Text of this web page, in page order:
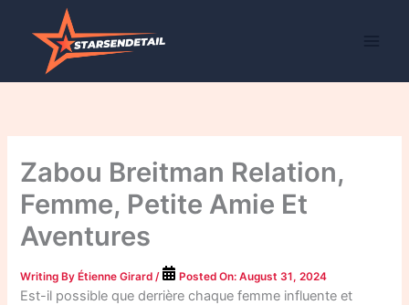
Zabou Breitman Relation,
Femme, Petite Amie Et
Aventures
Writing ByÉtienne Girard / Posted On:August 31, 2024
Est-il possible que derrière chaque femme influente et